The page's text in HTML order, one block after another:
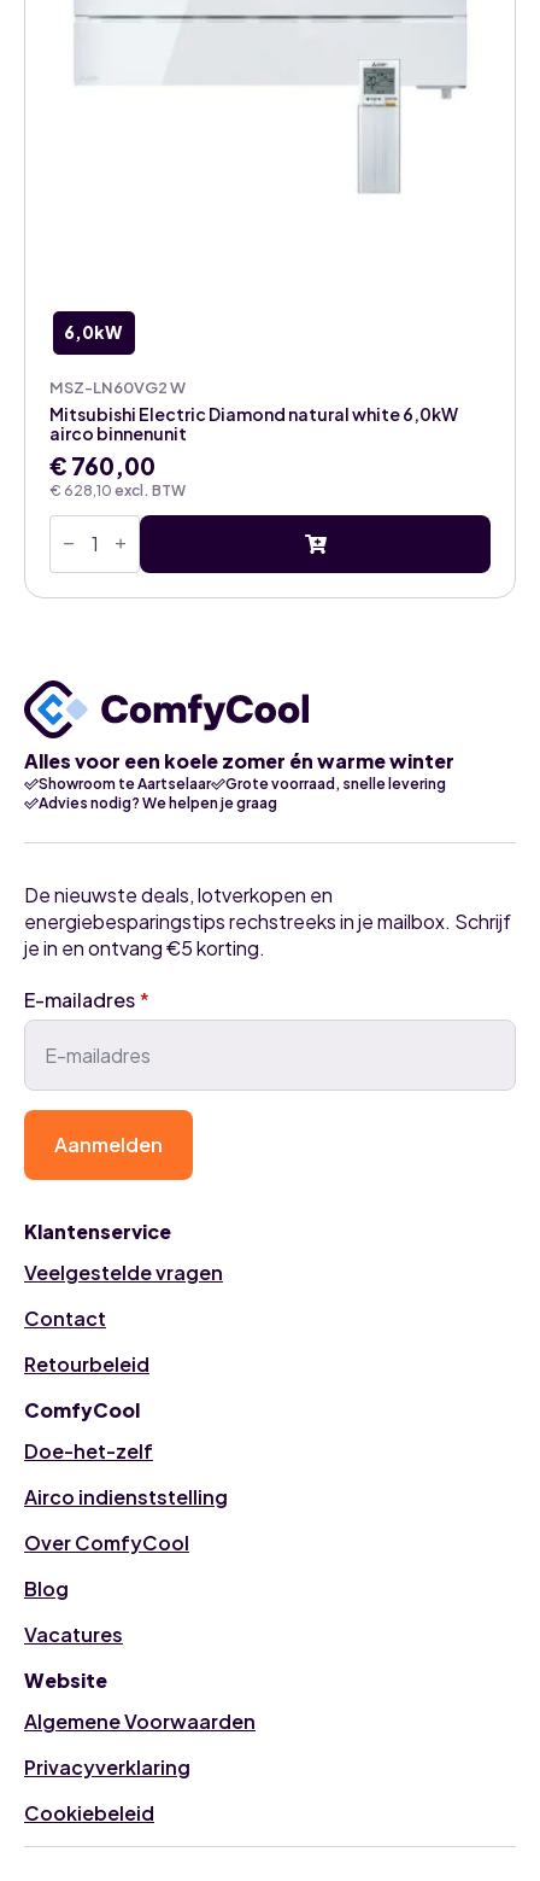
6,0kW
MSZ-LN60VG2 W
€ 628,10 excl. BTW
Mitsubishi Electric Diamond natural white 6,0kW
airco binnenunit
€ 760,00
Mitsubishi
Electric
natural
white
aantal
Alles voor een koele zomer én warme winter
Showroom te Aartselaar
Grote voorraad, snelle levering
Advies nodig? We helpen je graag
Klantenservice
Veelgestelde vragen
Contact
Retourbeleid
ComfyCool
Doe-het-zelf
Airco indienststelling
Over ComfyCool
Blog
Vacatures
Website
Algemene Voorwaarden
Privacyverklaring
Cookiebeleid
De nieuwste deals, lotverkopen en
energiebesparingstips rechstreeks in je mailbox. Schrijf
je in en ontvang €5 korting.
E-mailadres*
Aanmelden